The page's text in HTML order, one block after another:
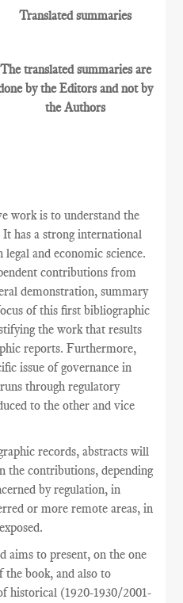
Translated summaries
The translated summaries are
by the Editors and not by
the Authors
work is to understand the
has a strong international
and economic science.
contributions from
demonstration, summary
of this first bibliographic
the work that results
reports. Furthermore,
issue of governance in
through regulatory
to the other and vice
records, abstracts will
the contributions, depending
by regulation, in
or more remote areas, in
aims to present, on the one
the book, and also to
historical (1920-1930/2001-